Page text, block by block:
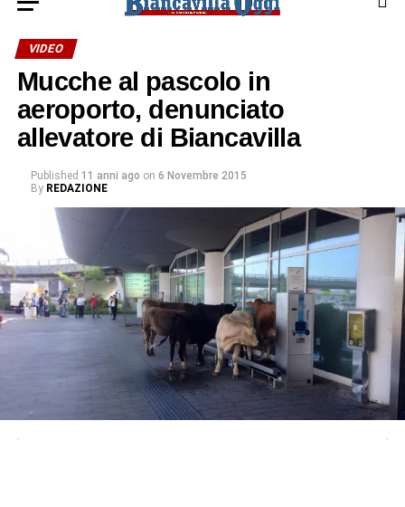
VIDEO
Mucche al pascolo in
aeroporto, denunciato
allevatore di Biancavilla
Published 11 anni ago on 6 Novembre 2015
By REDAZIONE